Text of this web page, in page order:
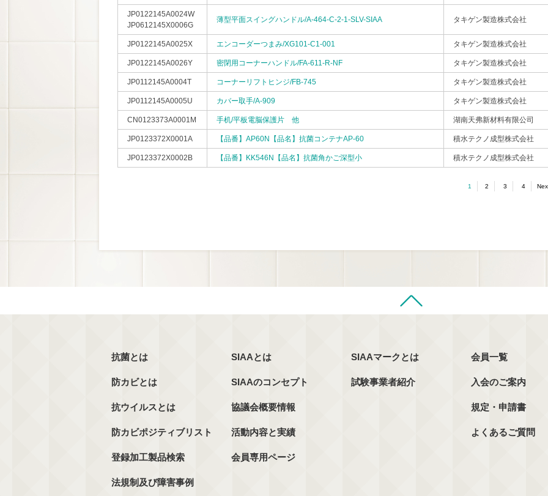
JP0122145A0024W
JP0612145X0006G
薄型平面スイングハンドル/A-464-C-2-1-SLV-SIAA タキゲン製造株式会社
JP0122145A0025X エンコーダーつまみ/XG101-C1-001 タキゲン製造株式会社
JP0122145A0026Y 密閉用コーナーハンドル/FA-611-R-NF タキゲン製造株式会社
JP0112145A0004T コーナーリフトヒンジ/FB-745 タキゲン製造株式会社
JP0112145A0005U カバー取手/A-909 タキゲン製造株式会社
CN0123373A0001M 手机/平板電脳保護片 他 湖南天弗新材料有限公司
JP0123372X0001A 【品番】AP60N【品名】抗菌コンテナAP-60 積水テクノ成型株式会社
JP0123372X0002B 【品番】KK546N【品名】抗菌角かご深型小 積水テクノ成型株式会社
1 2 3 4
抗菌とは
防カビとは
抗ウイルスとは
防カビポジティブリスト
登録加工製品検索
法規制及び障害事例
SIAAとは
SIAAのコンセプト
協議会概要情報
活動内容と実績
会員専用ページ
SIAAマークとは
試験事業者紹介
会員一覧
入会のご案内
規定・申請書
よくあるご質問